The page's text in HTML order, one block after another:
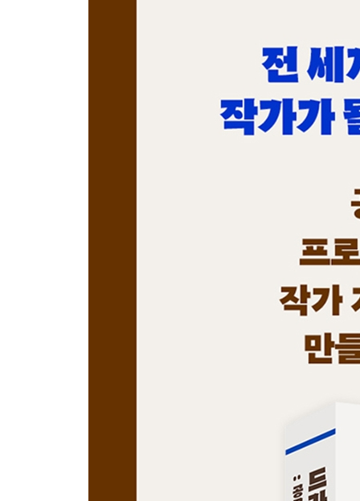
5 적대자 중심의 글쓰기도 고려하여 쓴다
적대자는 곧 작가다 / 악마가 스토리를 시작한다 /
6 플롯의 삼각형을 설계하여 쓴다
플롯의 삼각형: 내적 원리 / 플롯의 삼각형: 동작
7 서브플롯의 역삼각형도 설정하여 쓴다
2막은 스토리의 척추다 / 척추가 스토리의 본질이
단막 / 장편 1: 6부 12부 / 장편 2: 16부(20부)
연쇄살인범 추적 / 코인 투자로 인생 역전을 이룬
2 ‘공모전 당선의 10가지 원칙’ 창작에 적용하기
단막 드라마 / 2부 드라마 / 12부 드라마 / 16부 드라